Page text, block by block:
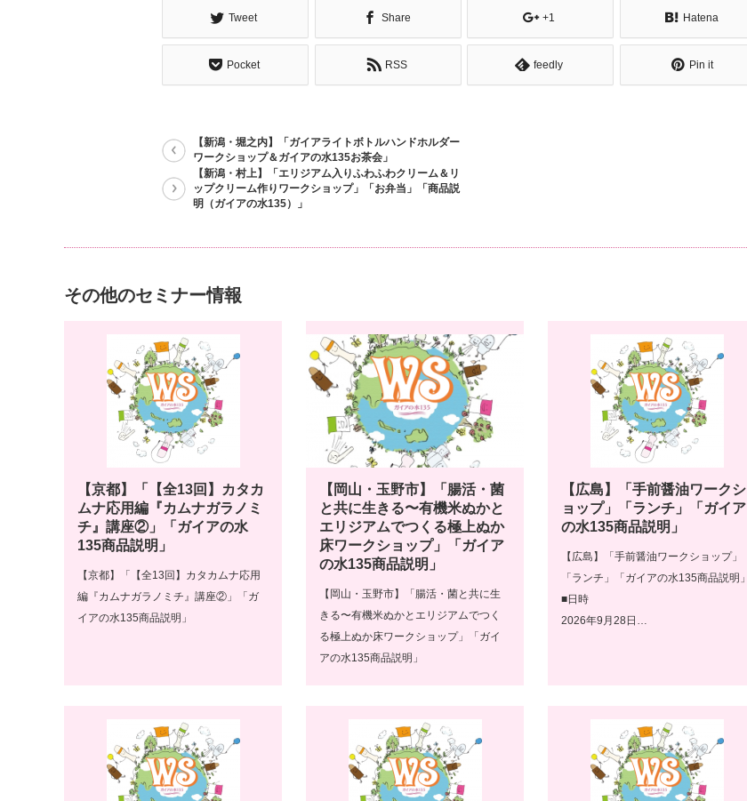
Tweet Share +1 Hatena
Pocket RSS feedly Pin it
【新潟・堀之内】「ガイアライトボトルハンドホルダー
ワークショップ＆ガイアの水135お茶会」
【新潟・村上】「エリジアム入りふわふわクリーム＆リ
ップクリーム作りワークショップ」「お弁当」「商品説
明（ガイアの水135）」
その他のセミナー情報
【京都】「【全13回】カタカ
ムナ応用編『カムナガラノミ
チ』講座②」「ガイアの水
135商品説明」
【京都】「【全13回】カタカムナ応用
編『カムナガラノミチ』講座②」「ガ
イアの水135商品説明」
【岡山・玉野市】「腸活・菌
と共に生きる〜有機米ぬかと
エリジアムでつくる極上ぬか
床ワークショップ」「ガイア
の水135商品説明」
【岡山・玉野市】「腸活・菌と共に生
きる〜有機米ぬかとエリジアムでつく
る極上ぬか床ワークショップ」「ガイ
アの水135商品説明」
【広島】「手前醤油ワークシ
ョップ」「ランチ」「ガイア
の水135商品説明」
【広島】「手前醤油ワークショップ」
「ランチ」「ガイアの水135商品説明」
■日時
2026年9月28日…